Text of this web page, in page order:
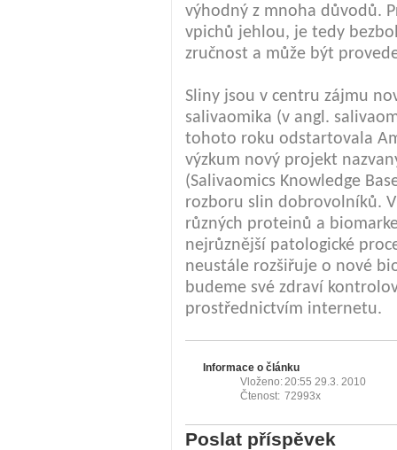
výhodný z mnoha důvodů.
vpichů jehlou, je tedy
zručnost a může být
Sliny jsou v centru zájmu
salivaomika (v angl.
tohoto roku odstartovala
výzkum nový projekt
(Salivaomics Knowledge
rozboru slin dobrovolníků.
různých proteinů a
nejrůznější patologické
neustále rozšiřuje o nové
budeme své zdraví
prostřednictvím internetu.
Informace o článku
Vloženo:20:55 29.3. 2010
Čtenost: 72993x
Poslat příspěvek